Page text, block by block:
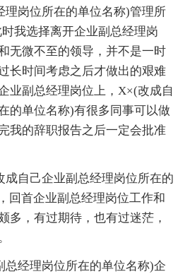
理岗位所在的单位名称)管理所
我选择离开企业副总经理岗
无微不至的领导，并不是一时
长时间考虑之后才做出的艰难
业副总经理岗位上，X×(改成自
的单位名称)有很多同事可以做
我的辞职报告之后一定会批准
成自己企业副总经理岗位所在的
回首企业副总经理岗位工作和
多，有过期待，也有过迷茫，
总经理岗位所在的单位名称)企